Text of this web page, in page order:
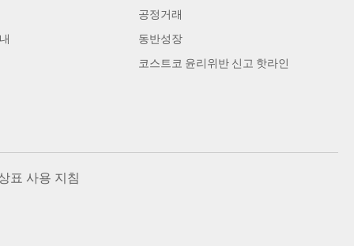
공정거래
동반성장
코스트코 윤리위반 신고 핫라인
표 사용 지침